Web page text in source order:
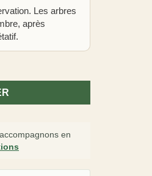
Les arbres
après
en